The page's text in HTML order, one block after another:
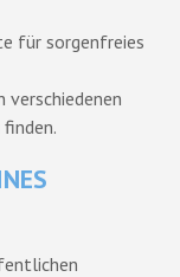
für sorgenfreies
verschiedenen